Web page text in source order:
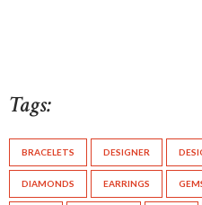
Tags:
BRACELETS DESIGNER
DIAMONDS EARRINGS